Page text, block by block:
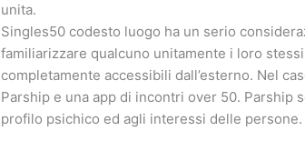
unita.
Singles50 codesto luogo ha un serio
familiarizzare qualcuno unitamente i loro
completamente accessibili dall’esterno. Nel
Parship e una app di incontri over 50. Parship
profilo psichico ed agli interessi delle persone.